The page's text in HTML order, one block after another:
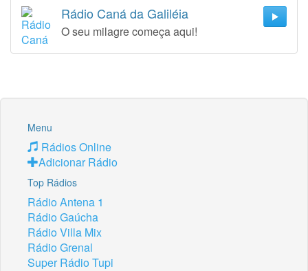
Rádio Caná da Galiléia
O seu milagre começa aqui!
Menu
Rádios Online
Adicionar Rádio
Top Rádios
Rádio Antena 1
Rádio Gaúcha
Rádio Villa Mix
Rádio Grenal
Super Rádio Tupi